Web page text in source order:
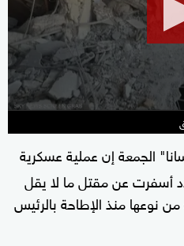
minutes,
41
seconds
الجمعة إن عملية عسكرية
أسفرت عن مقتل ما لا يقل
من نوعها منذ الإطاحة بالرئيس